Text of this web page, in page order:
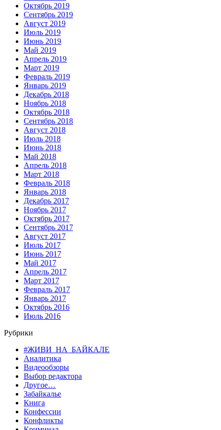
Октябрь 2019
Сентябрь 2019
Август 2019
Июль 2019
Июнь 2019
Май 2019
Апрель 2019
Март 2019
Февраль 2019
Январь 2019
Декабрь 2018
Ноябрь 2018
Октябрь 2018
Сентябрь 2018
Август 2018
Июль 2018
Июнь 2018
Май 2018
Апрель 2018
Март 2018
Февраль 2018
Январь 2018
Декабрь 2017
Ноябрь 2017
Октябрь 2017
Сентябрь 2017
Август 2017
Июль 2017
Июнь 2017
Май 2017
Апрель 2017
Март 2017
Февраль 2017
Январь 2017
Октябрь 2016
Июль 2016
Рубрики
#ЖИВИ_НА_БАЙКАЛЕ
Аналитика
Видеообзоры
Выбор редактора
Другое…
Забайкалье
Книга
Конфессии
Конфликты